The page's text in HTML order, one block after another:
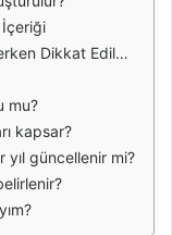
Edilmesi Gerekenler
mu?
kapsar?
güncellenir mi?